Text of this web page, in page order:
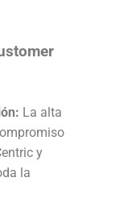
La alta
y
la